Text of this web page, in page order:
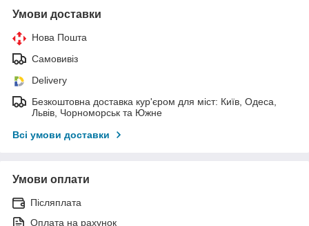
Умови доставки
Нова Пошта
Самовивіз
Delivery
Безкоштовна доставка кур'єром для міст: Київ, Одеса,
Львів, Чорноморськ та Южне
Всі умови доставки
Умови оплати
Післяплата
Оплата на рахунок